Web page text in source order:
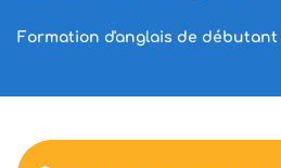
Formation d'anglais de